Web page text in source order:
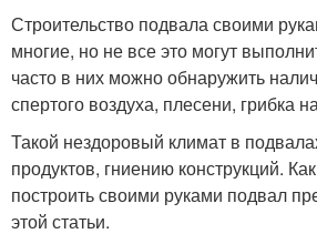
Строительство подвала своими
многие, но не все это могут
часто в них можно обнаружить
спертого воздуха, плесени, грибка
Такой нездоровый климат в
продуктов, гниению конструкций.
построить своими руками подвал
этой статьи.